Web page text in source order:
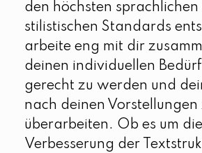
den höchsten sprachlichen
stilistischen Standards
arbeite eng mit dir
deinen individuellen
gerecht zu werden und
nach deinen Vorstellungen
überarbeiten. Ob es um die
Verbesserung der